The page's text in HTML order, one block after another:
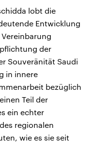
lobt die
Entwicklung
der
Souveränität Saudi
in innere
bezüglich
Teil der
ein echter
regionalen
wie es sie seit